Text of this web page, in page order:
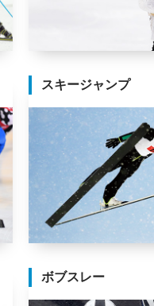
スキージャンプ
ボブスレー